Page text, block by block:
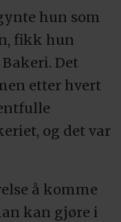
hun som
fikk hun
Det
etter hvert
og det var
å komme
kan gjøre i